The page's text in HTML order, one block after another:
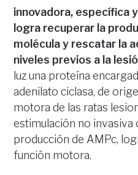
innovadora, específica
logra recuperar la
molécula y rescatar la
niveles previos a la
luz una proteína
adenilato ciclasa, de
motora de las ratas
estimulación no invasiva
producción de AMPc,
función motora.